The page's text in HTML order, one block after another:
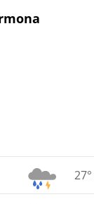
27°